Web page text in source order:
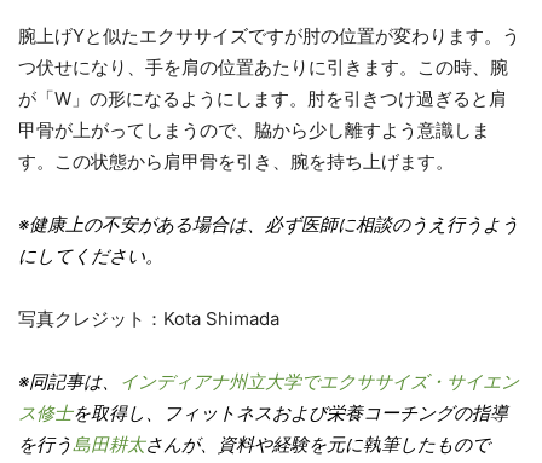
腕上げYと似たエクササイズですが肘の位置が変わります。う
つ伏せになり、手を肩の位置あたりに引きます。この時、腕
が「W」の形になるようにします。肘を引きつけ過ぎると肩
甲骨が上がってしまうので、脇から少し離すよう意識しま
す。この状態から肩甲骨を引き、腕を持ち上げます。
※健康上の不安がある場合は、必ず医師に相談のうえ行うよう
にしてください。
写真クレジット：Kota Shimada
※同記事は、
インディアナ州立大学でエクササイズ・サイエン
ス修士を取得し、フィットネスおよび栄養コーチングの指導
を行う島田耕太さんが、資料や経験を元に執筆したもので